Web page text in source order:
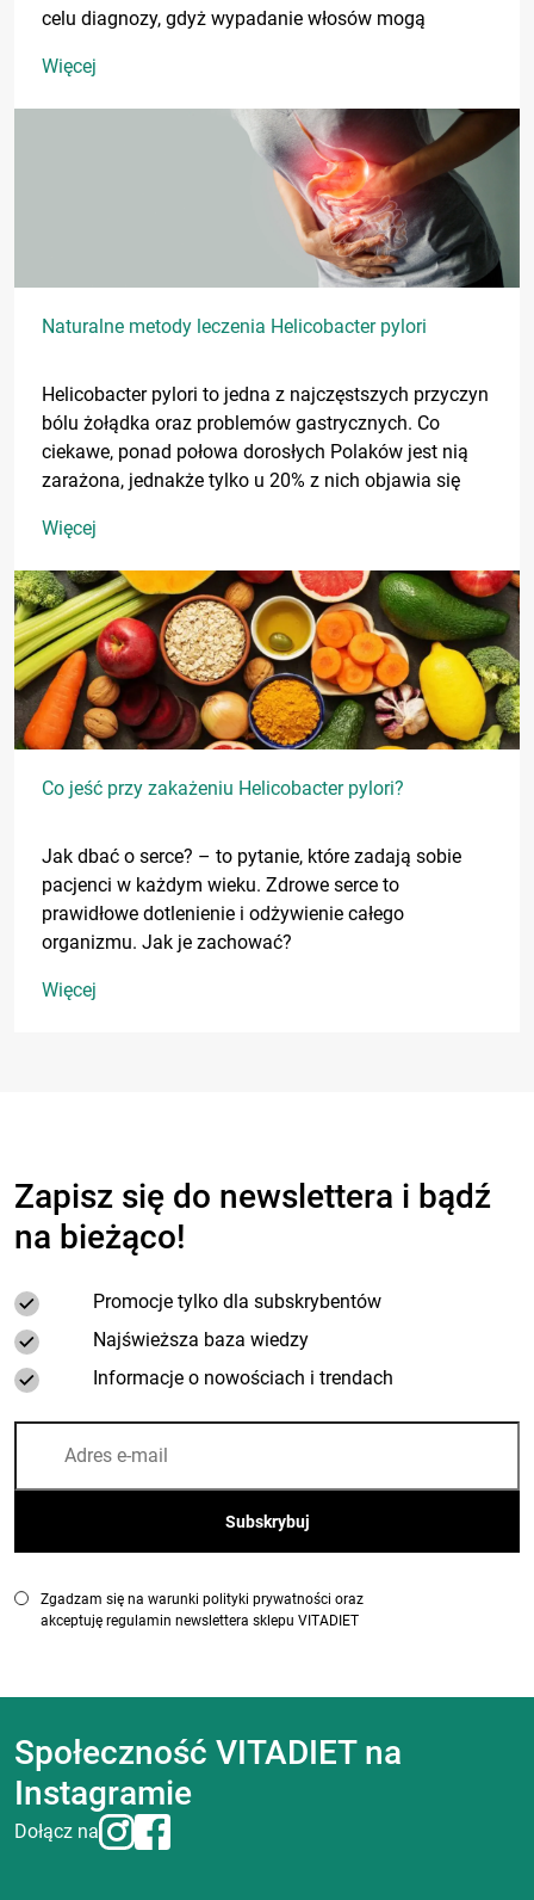
celu diagnozy, gdyż wypadanie włosów mogą
toczeń rumieniowaty.
Więcej
Naturalne metody leczenia Helicobacter pylori
Helicobacter pylori to jedna z najczęstszych przyczyn
bólu żołądka oraz problemów gastrycznych. Co
ciekawe, ponad połowa dorosłych Polaków jest nią
zarażona, jednakże tylko u 20% z nich objawia się
Więcej
Co jeść przy zakażeniu Helicobacter pylori?
Jak dbać o serce? – to pytanie, które zadają sobie
pacjenci w każdym wieku. Zdrowe serce to
prawidłowe dotlenienie i odżywienie całego
organizmu. Jak je zachować?
Więcej
Zapisz się do newslettera i bądź
na bieżąco!
Promocje tylko dla subskrybentów
Najświeższa baza wiedzy
Informacje o nowościach i trendach
Zgadzam się na warunki polityki prywatności oraz
akceptuję regulamin newslettera sklepu VITADIET
Społeczność VITADIET na
Instagramie
Dołącz na